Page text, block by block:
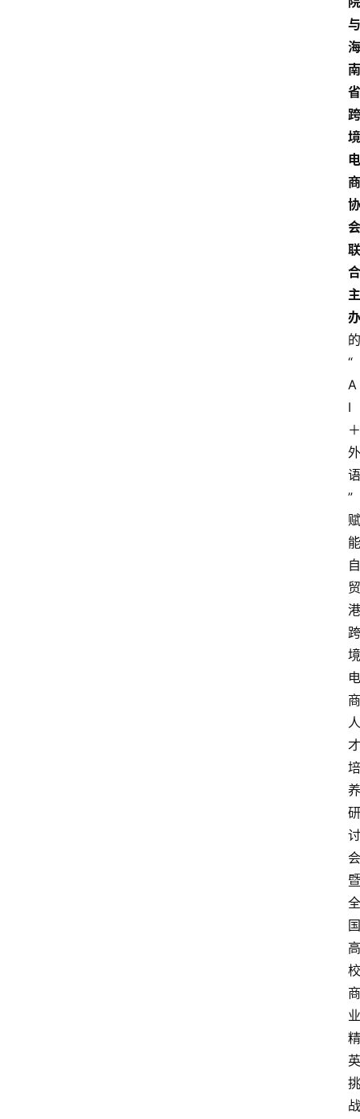
与
海
南
省
跨
境
电
商
协
会
联
合
主
办
的
“
A
I
＋
外
语
”
赋
能
自
贸
港
跨
境
电
商
人
才
培
养
研
讨
会
暨
全
国
高
校
商
业
精
英
挑
战